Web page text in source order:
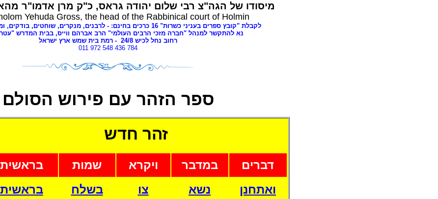
מיסודו של הגה"צ רבי שלום יהודה גראס, כ"ק מרן אדמו"ר
Yehuda Gross, the head of the Rabbinical court of Holmin
לקבלת "קובץ ספרים בעניני כשרות" 16 כרכים בחינם: - לרבנים, מנקרים, שוחטים, בודקים,
נא להתקשר למנהל "חברה מזכי הרבים העולמי" הרב אברהם ווייס, בבית המדרש
רחוב נחל לכיש 24/ 8
- רמת בית שמש ארץ ישראל
011 972 548 436 784
ספר הזהר עם פירוש הסולם
זהר חדש
דברים במדבר ויקרא שמות
בראשית
ואתחנן
נשא
צו
בשלח
בראשית